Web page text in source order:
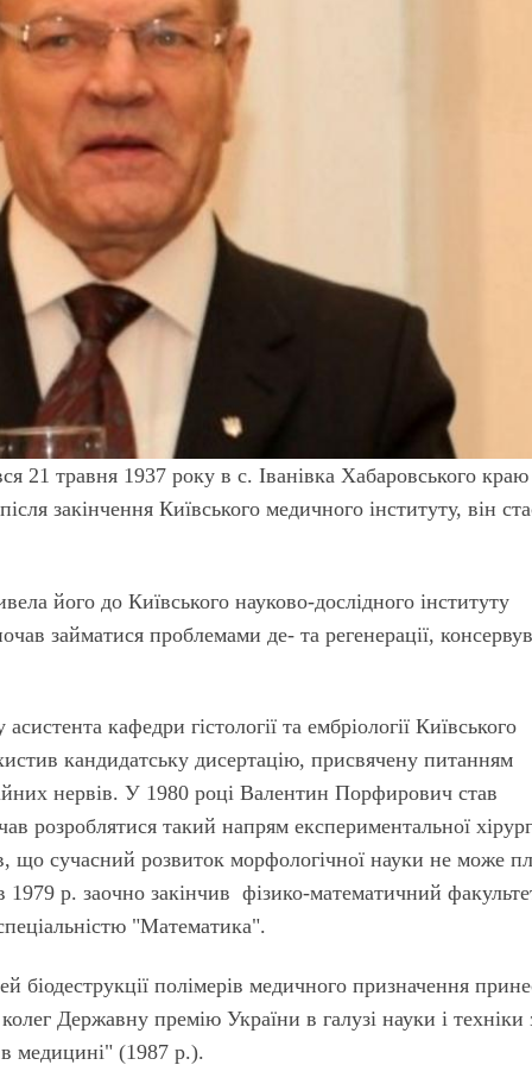
21 травня 1937 року в с. Іванівка Хабаровського
закінчення Київського медичного інституту, він
його до Київського науково-дослідного інституту
займатися проблемами де- та регенерації,
кафедри гістології та ембріології Київського
кандидатську дисертацію, присвячену питанням
нервів. У 1980 році Валентин Порфирович став
розроблятися такий напрям експериментальної
що сучасний розвиток морфологічної науки не може
1979 р. заочно закінчив фізико-математичний
"Математика".
біодеструкції полімерів медичного призначення
Державну премію України в галузі науки і техніки
медицині" (1987 р.).